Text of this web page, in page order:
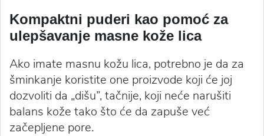
Kompaktni puderi kao pomoć za
ulepšavanje masne kože lica
Ako imate masnu kožu lica, potrebno je da za
šminkanje koristite one proizvode koji će joj
dozvoliti da „dišu”, tačnije, koji neće narušiti
balans kože tako što će da zapuše već
začepljene pore.